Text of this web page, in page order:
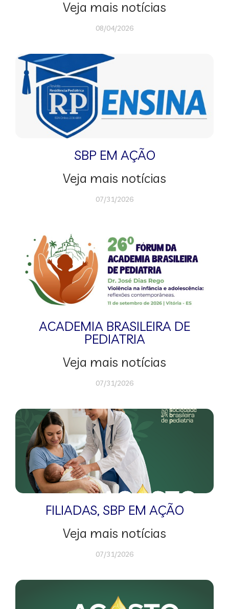
Veja mais notícias
08/04/2026
SBP EM AÇÃO
Veja mais notícias
07/31/2026
ACADEMIA BRASILEIRA DE
PEDIATRIA
Veja mais notícias
07/31/2026
FILIADAS, SBP EM AÇÃO
Veja mais notícias
07/31/2026